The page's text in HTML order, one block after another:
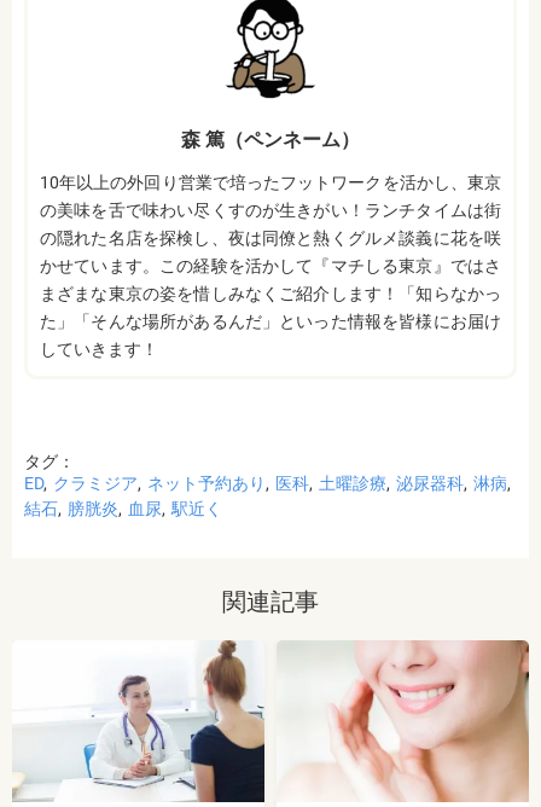
森 篤（ペンネーム）
10年以上の外回り営業で培ったフットワークを活かし、東京
の美味を舌で味わい尽くすのが生きがい！ランチタイムは街
の隠れた名店を探検し、夜は同僚と熱くグルメ談義に花を咲
かせています。この経験を活かして『マチしる東京』ではさ
まざまな東京の姿を惜しみなくご紹介します！「知らなかっ
た」「そんな場所があるんだ」といった情報を皆様にお届け
していきます！
タグ：
ED クラミジア ネット予約あり 医科 土曜診療 泌尿器科 淋病
結石 膀胱炎 血尿 駅近く
関連記事